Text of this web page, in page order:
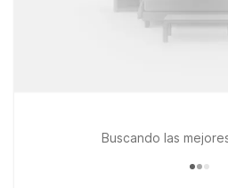
Buscando las